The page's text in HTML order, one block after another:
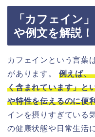
「カフェイン
や例文を解説！
カフェインという言葉
があります。 例えば、
く含まれています」と
や特性を伝えるのに便
インを摂りすぎている
の健康状態や日常生活